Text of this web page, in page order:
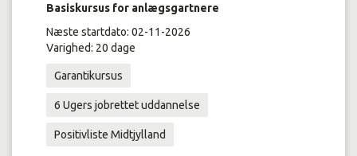
Basiskursus for anlægsgartnere
Garantikursus
6 Ugers jobrettet uddannelse
Positivliste Midtjylland
Næste startdato: 02-11-2026
Varighed: 20 dage